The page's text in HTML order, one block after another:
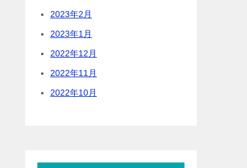
2023年2月
2023年1月
2022年12月
2022年11月
2022年10月